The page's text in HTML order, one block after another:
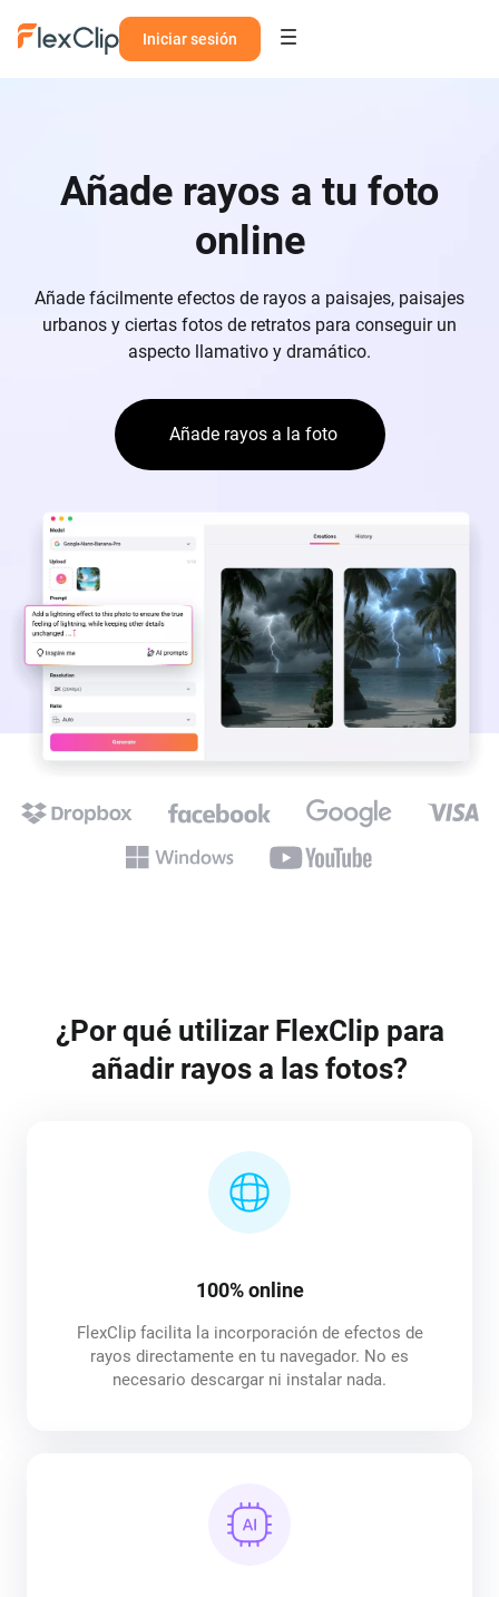
Iniciar sesión
Añade rayos a tu foto
online
Añade fácilmente efectos de rayos a paisajes, paisajes
urbanos y ciertas fotos de retratos para conseguir un
aspecto llamativo y dramático.
Añade rayos a la foto
¿Por qué utilizar FlexClip para
añadir rayos a las fotos?
100% online
FlexClip facilita la incorporación de efectos de
rayos directamente en tu navegador. No es
necesario descargar ni instalar nada.